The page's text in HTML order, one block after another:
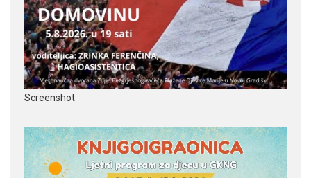
Screenshot